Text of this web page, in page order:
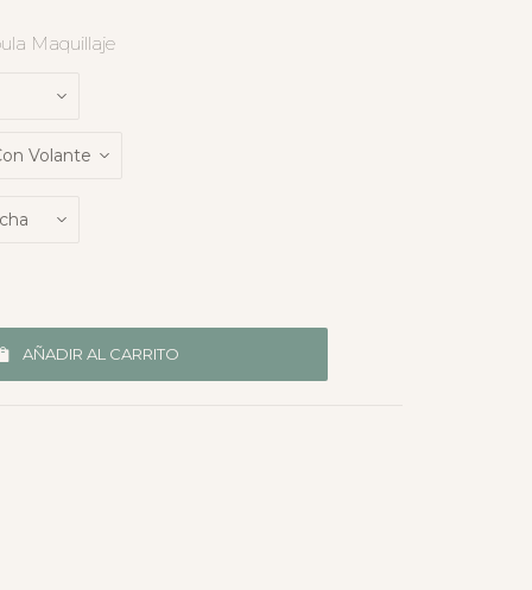
Maquillaje
AÑADIR AL CARRITO